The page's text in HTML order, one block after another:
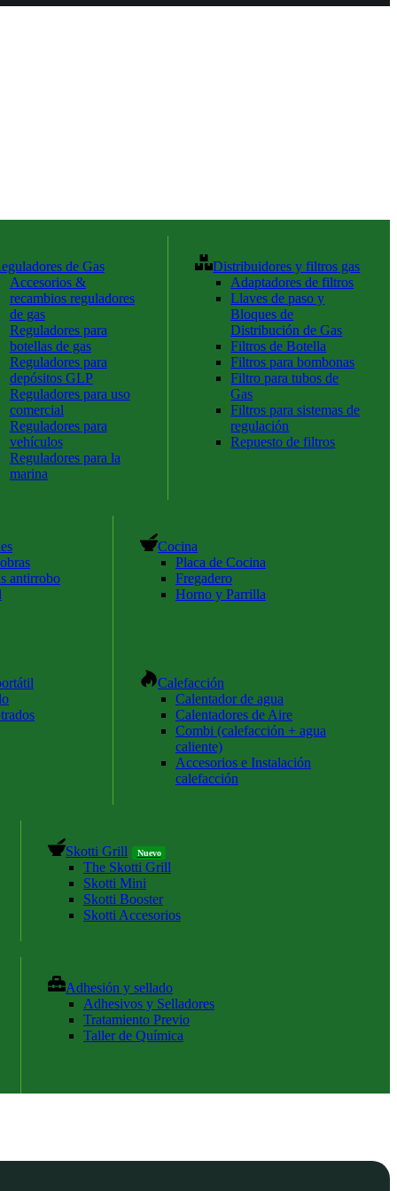
de Gas
Accesorios &
recambios reguladores
de gas
Reguladores para
botellas de gas
Reguladores para
depósitos GLP
Reguladores para uso
comercial
Reguladores para
vehículos
Reguladores para la
marina
Distribuidores y filtros gas
Adaptadores de filtros
Llaves de paso y
Bloques de
Distribución de Gas
Filtros de Botella
Filtros para bombonas
Filtro para tubos de
Gas
Filtros para sistemas de
regulación
Repuesto de filtros
antirrobo
Cocina
Placa de Cocina
Fregadero
Horno y Parrilla
Calefacción
Calentador de agua
Calentadores de Aire
Combi (calefacción + agua
caliente)
Accesorios e Instalación
calefacción
Skotti Grill Nuevo
The Skotti Grill
Skotti Mini
Skotti Booster
Skotti Accesorios
Adhesión y sellado
Adhesivos y Selladores
Tratamiento Previo
Taller de Química